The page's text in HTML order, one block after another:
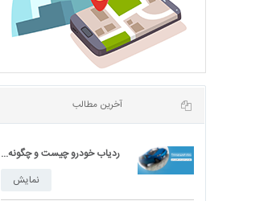
مشخصات فنی برلیانس H230
نمایش
حضور اتوست در نمایشگاه بین...
ردیاب خودرو چیست و چگونه...
نمایش